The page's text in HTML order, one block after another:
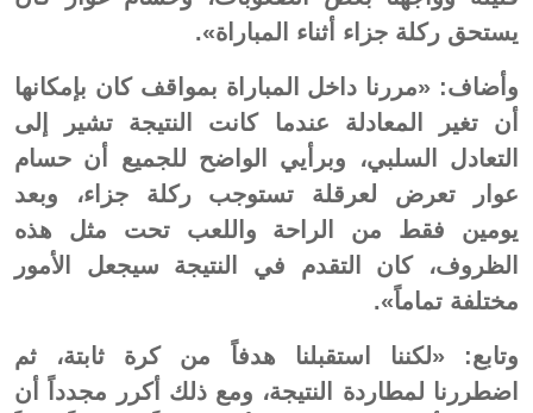
يستحق ركلة جزاء أثناء المباراة».
وأضاف: «مررنا داخل المباراة بمواقف كان بإمكانها
أن تغير المعادلة عندما كانت النتيجة تشير إلى
التعادل السلبي، وبرأيي الواضح للجميع أن حسام
عوار تعرض لعرقلة تستوجب ركلة جزاء، وبعد
يومين فقط من الراحة واللعب تحت مثل هذه
الظروف، كان التقدم في النتيجة سيجعل الأمور
مختلفة تماماً».
وتابع: «لكننا استقبلنا هدفاً من كرة ثابتة، ثم
اضطررنا لمطاردة النتيجة، ومع ذلك أكرر مجدداً أن